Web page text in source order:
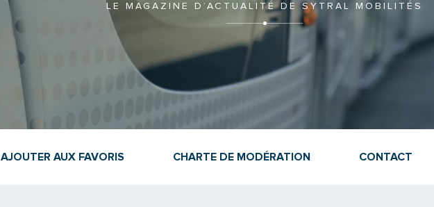
LE MAGAZINE D’ACTUALITÉ DE SYTRAL MOBILITÉS
AJOUTER AUX FAVORIS CHARTE DE MODÉRATION CONTACT